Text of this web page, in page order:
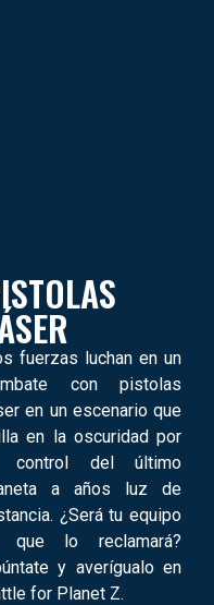
fuerzas luchan en un
con pistolas
en un escenario que
en la oscuridad por
control del último
a años luz de
¿Será tu equipo
que lo reclamará?
y averígualo en
for Planet Z.